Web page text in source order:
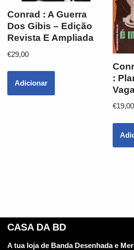
Conrad : A Guerra
Dos Gibis – Edição
Revista E Ampliada
€29,00
Adicionar
:
€19,00
CASA DA BD
A tua loja de Banda Desenhada e